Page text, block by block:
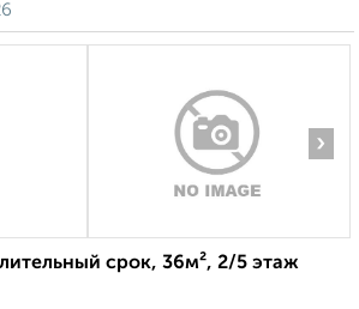
›
срок, 36м², 2/5 этаж